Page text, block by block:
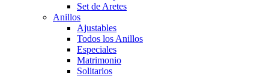
Set de Aretes
Anillos
Ajustables
Todos los Anillos
Especiales
Matrimonio
Solitarios